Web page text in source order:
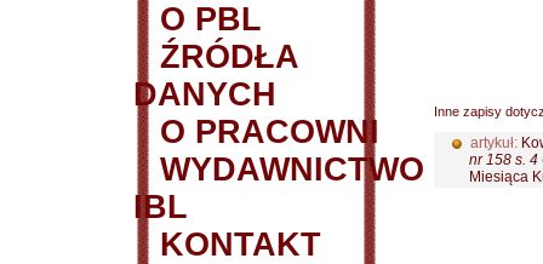
O PBL
ŹRÓDŁA
DANYCH
O PRACOWNI
WYDAWNICTWO
IBL
KONTAKT
Inne zapisy
artykuł:
nr 158 s. 4
Miesiąca